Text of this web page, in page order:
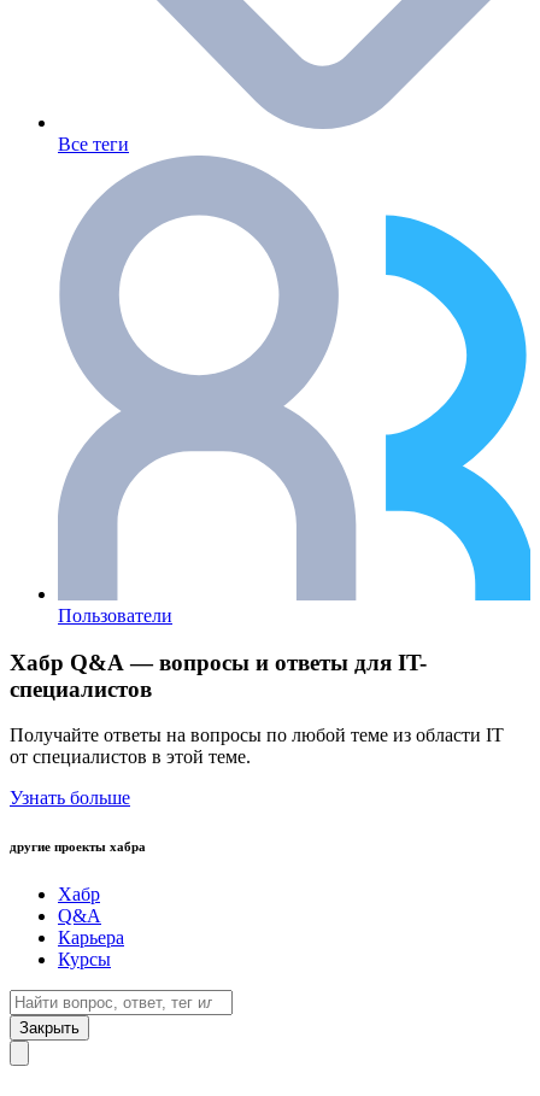
Все теги
Пользователи
Хабр Q&A — вопросы и ответы для IT-
специалистов
Получайте ответы на вопросы по любой теме из области IT
от специалистов в этой теме.
Узнать больше
другие проекты хабра
Хабр
Q&A
Карьера
Курсы
Закрыть